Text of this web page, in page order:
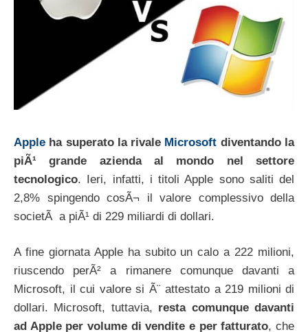
Apple ha superato la rivale Microsoft diventando la
piÃ¹ grande azienda al mondo nel settore
tecnologico. Ieri, infatti, i titoli Apple sono saliti del
2,8% spingendo cosÃ¬ il valore complessivo della
societÃ a piÃ¹ di 229 miliardi di dollari.
A fine giornata Apple ha subito un calo a 222 milioni,
riuscendo perÃ² a rimanere comunque davanti a
Microsoft, il cui valore si Ã¨ attestato a 219 milioni di
dollari. Microsoft, tuttavia, resta comunque davanti
ad Apple per volume di vendite e per fatturato, che